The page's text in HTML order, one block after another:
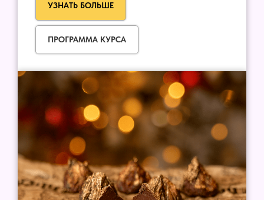
УЗНАТЬ БОЛЬШЕ
ПРОГРАММА КУРСА